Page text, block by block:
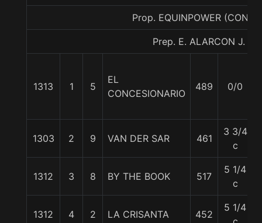
Prop. EQUINPOWER
Prep. E. ALARCON J.
1313 1 5
EL
CONCESIONARIO
489 0/0
1303 2 9 VAN DER SAR 461
3 3/4
c
1312 3 8 BY THE BOOK 517
5 1/4
c
1312 4 2 LA CRISANTA 452
5 1/4